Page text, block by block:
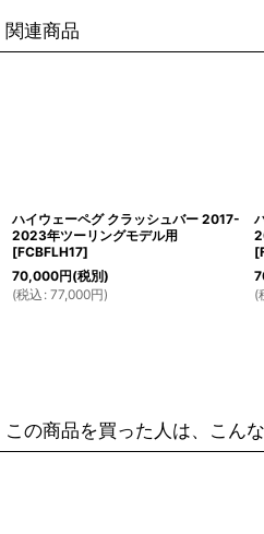
関連商品
ハイウェーペグ クラッシュバー 2017-
2023年ツーリングモデル用
[FCBFLH17]
70,000円(税別)
(税込 : 77,000円)
[
(
この商品を買った人は、こん